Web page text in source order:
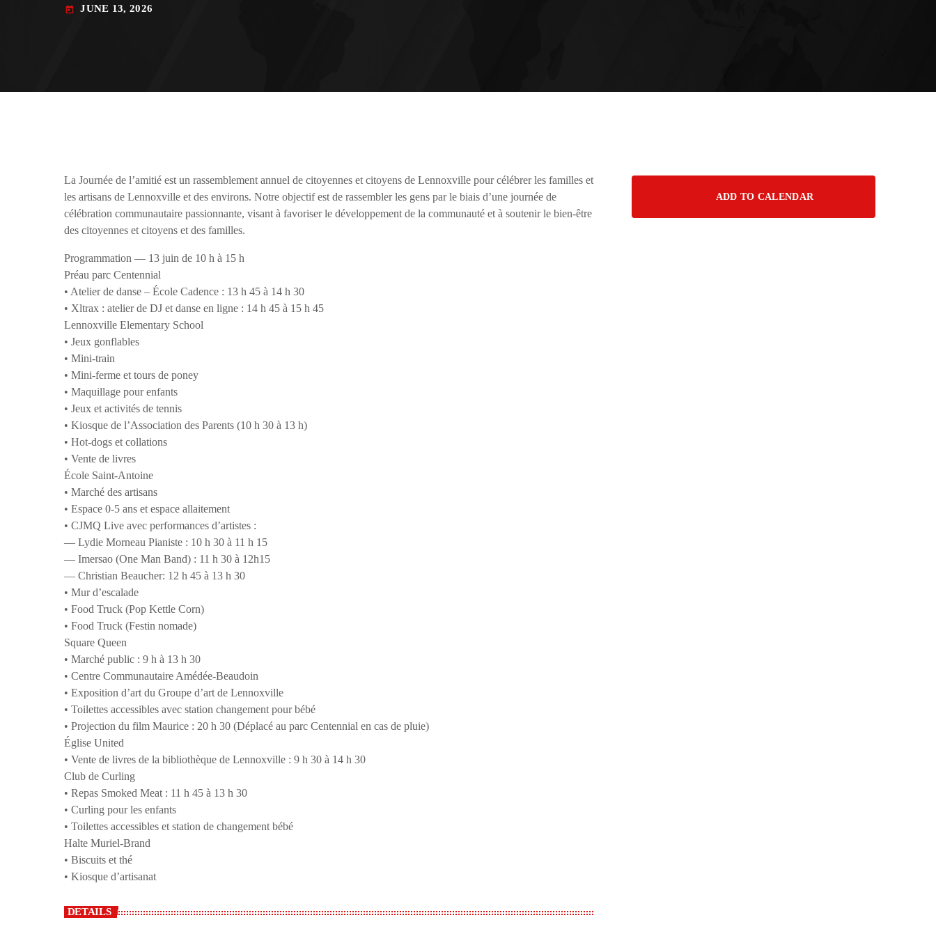
Derek Bullard
today JUNE 13, 2026
La Journée de l’amitié est un rassemblement annuel de citoyennes et citoyens de Lennoxville pour célébrer les familles et
les artisans de Lennoxville et des environs. Notre objectif est de rassembler les gens par le biais d’une journée de
célébration communautaire passionnante, visant à favoriser le développement de la communauté et à soutenir le bien-être
des citoyennes et citoyens et des familles.
Programmation — 13 juin de 10 h à 15 h
Préau parc Centennial
• Atelier de danse – École Cadence : 13 h 45 à 14 h 30
• Xltrax : atelier de DJ et danse en ligne : 14 h 45 à 15 h 45
Lennoxville Elementary School
• Jeux gonflables
• Mini-train
• Mini-ferme et tours de poney
• Maquillage pour enfants
• Jeux et activités de tennis
• Kiosque de l’Association des Parents (10 h 30 à 13 h)
• Hot-dogs et collations
• Vente de livres
École Saint-Antoine
• Marché des artisans
• Espace 0-5 ans et espace allaitement
• CJMQ Live avec performances d’artistes :
— Lydie Morneau Pianiste : 10 h 30 à 11 h 15
— Imersao (One Man Band) : 11 h 30 à 12h15
— Christian Beaucher: 12 h 45 à 13 h 30
• Mur d’escalade
• Food Truck (Pop Kettle Corn)
• Food Truck (Festin nomade)
Square Queen
• Marché public : 9 h à 13 h 30
• Centre Communautaire Amédée-Beaudoin
• Exposition d’art du Groupe d’art de Lennoxville
• Toilettes accessibles avec station changement pour bébé
• Projection du film Maurice : 20 h 30 (Déplacé au parc Centennial en cas de pluie)
Église United
• Vente de livres de la bibliothèque de Lennoxville : 9 h 30 à 14 h 30
Club de Curling
• Repas Smoked Meat : 11 h 45 à 13 h 30
• Curling pour les enfants
• Toilettes accessibles et station de changement bébé
Halte Muriel-Brand
• Biscuits et thé
• Kiosque d’artisanat
DETAILS
ADD TO CALENDAR